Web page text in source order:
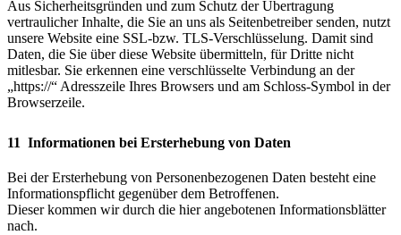
Aus Sicherheitsgründen und zum Schutz der Übertragung
vertraulicher Inhalte, die Sie an uns als Seitenbetreiber senden, nutzt
unsere Website eine SSL-bzw. TLS-Verschlüsselung. Damit sind
Daten, die Sie über diese Website übermitteln, für Dritte nicht
mitlesbar. Sie erkennen eine verschlüsselte Verbindung an der
„https://“ Adresszeile Ihres Browsers und am Schloss-Symbol in der
Browserzeile.
11 Informationen bei Ersterhebung von Daten
Bei der Ersterhebung von Personenbezogenen Daten besteht eine
Informationspflicht gegenüber dem Betroffenen.
Dieser kommen wir durch die hier angebotenen Informationsblätter
nach.